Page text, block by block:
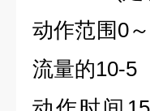
动作范围0
流量的10-5